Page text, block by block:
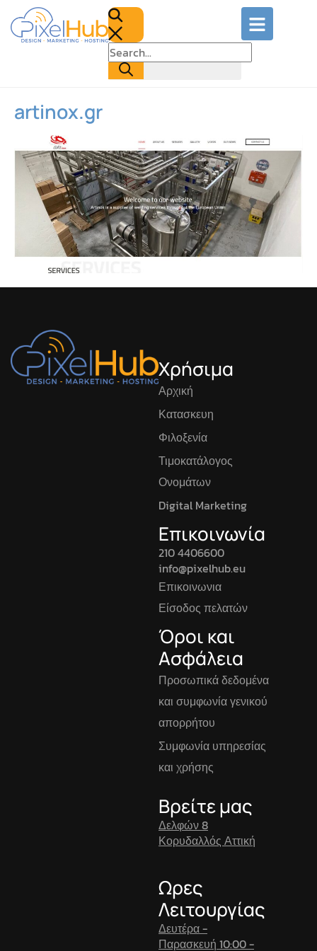
artinox.gr
Χρήσιμα
Αρχική
Κατασκευη
Φιλοξενία
Τιμοκατάλογος
Ονομάτων
Digital Marketing
Επικοινωνία
210 4406600
info@pixelhub.eu
Επικοινωνια
Είσοδος πελατών
Όροι και
Ασφάλεια
Προσωπικά δεδομένα
και συμφωνία γενικού
απορρήτου
Συμφωνία υπηρεσίας
και χρήσης
Βρείτε μας
Δελφών 8
Κορυδαλλός Αττική
Ωρες
Λειτουργίας
Δευτέρα -
Παρασκευή 10:00 -